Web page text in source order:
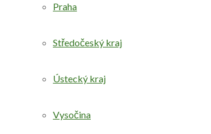
Praha
Středočeský kraj
Ústecký kraj
Vysočina